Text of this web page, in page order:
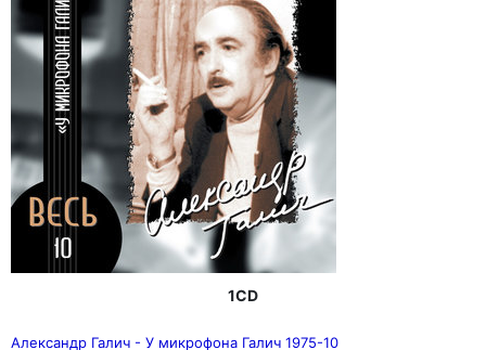
1CD
Александр Галич - У микрофона Галич 1975-10